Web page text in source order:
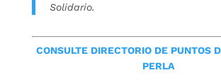
Solidario.
CONSULTE DIRECTORIO DE PUNTOS
PERLA